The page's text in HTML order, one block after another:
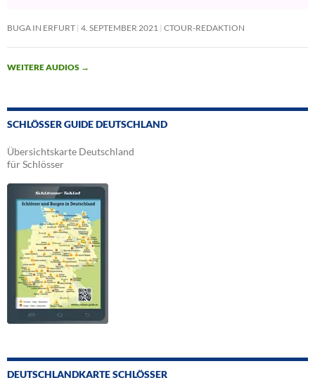
BUGA IN ERFURT 4. SEPTEMBER 2021 CTOUR-REDAKTION
WEITERE AUDIOS →
SCHLÖSSER GUIDE DEUTSCHLAND
Übersichtskarte Deutschland
für Schlösser
DEUTSCHLANDKARTE SCHLÖSSER